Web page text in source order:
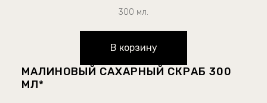
300 мл.
В корзину
МАЛИНОВЫЙ САХАРНЫЙ СКРАБ 300
МЛ*